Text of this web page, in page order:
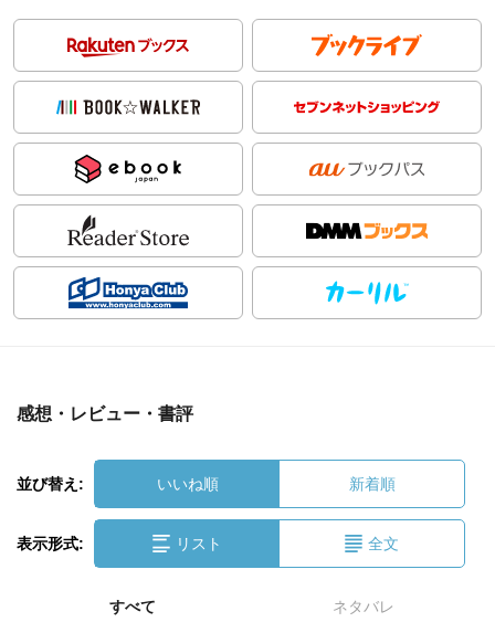
感想・レビュー・書評
並び替え: いいね順 新着順
表示形式: リスト 全文
すべて ネタバレ